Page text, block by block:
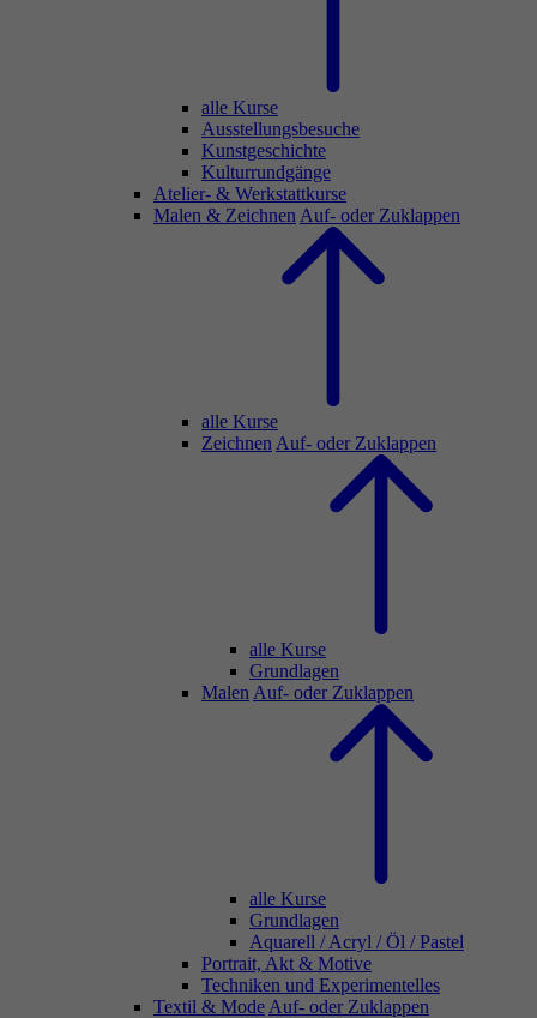
alle Kurse
Ausstellungsbesuche
Kunstgeschichte
Kulturrundgänge
Atelier- & Werkstattkurse
Malen & Zeichnen Auf- oder Zuklappen
alle Kurse
Zeichnen Auf- oder Zuklappen
alle Kurse
Grundlagen
Malen Auf- oder Zuklappen
alle Kurse
Grundlagen
Aquarell / Acryl / Öl / Pastel
Portrait, Akt & Motive
Techniken und Experimentelles
Textil & Mode Auf- oder Zuklappen